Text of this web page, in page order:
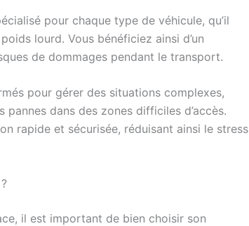
pour chaque type de véhicule, qu’il
lourd. Vous bénéficiez ainsi d’un
de dommages pendant le transport.
pour gérer des situations complexes,
dans des zones difficiles d’accès.
rapide et sécurisée, réduisant ainsi le stress
il est important de bien choisir son